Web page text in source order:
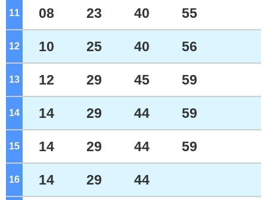
11 08 23 40 55
12 10 25 40 56
13 12 29 45 59
14 14 29 44 59
15 14 29 44 59
16 14 29 44